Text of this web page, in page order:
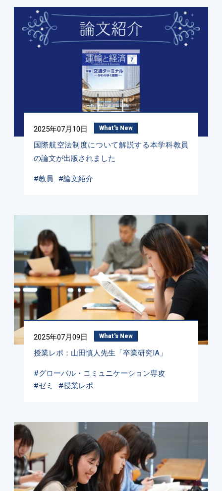
2025年07月10日 What's New
国際航空法制度について解説する本学科教員
の論文が出版されました
#教員 #論文紹介
2025年07月09日 What's New
授業レポ：山田慎人先生「卒業研究IA」
#グローバル・コミュニケーション専攻
#ゼミ
#授業レポ